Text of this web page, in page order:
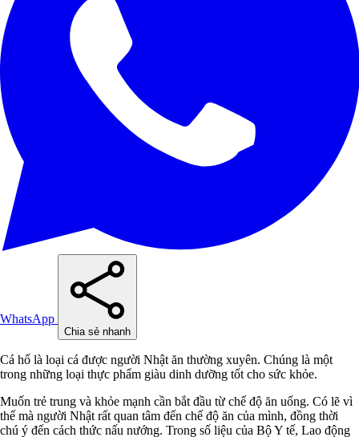
WhatsApp
Chia sẻ nhanh
Cá hố là loại cá được người Nhật ăn thường xuyên. Chúng là một
trong những loại thực phẩm giàu dinh dưỡng tốt cho sức khỏe.
Muốn trẻ trung và khỏe mạnh cần bắt đầu từ chế độ ăn uống. Có lẽ vì
thế mà người Nhật rất quan tâm đến chế độ ăn của mình, đồng thời
chú ý đến cách thức nấu nướng. Trong số liệu của Bộ Y tế, Lao động